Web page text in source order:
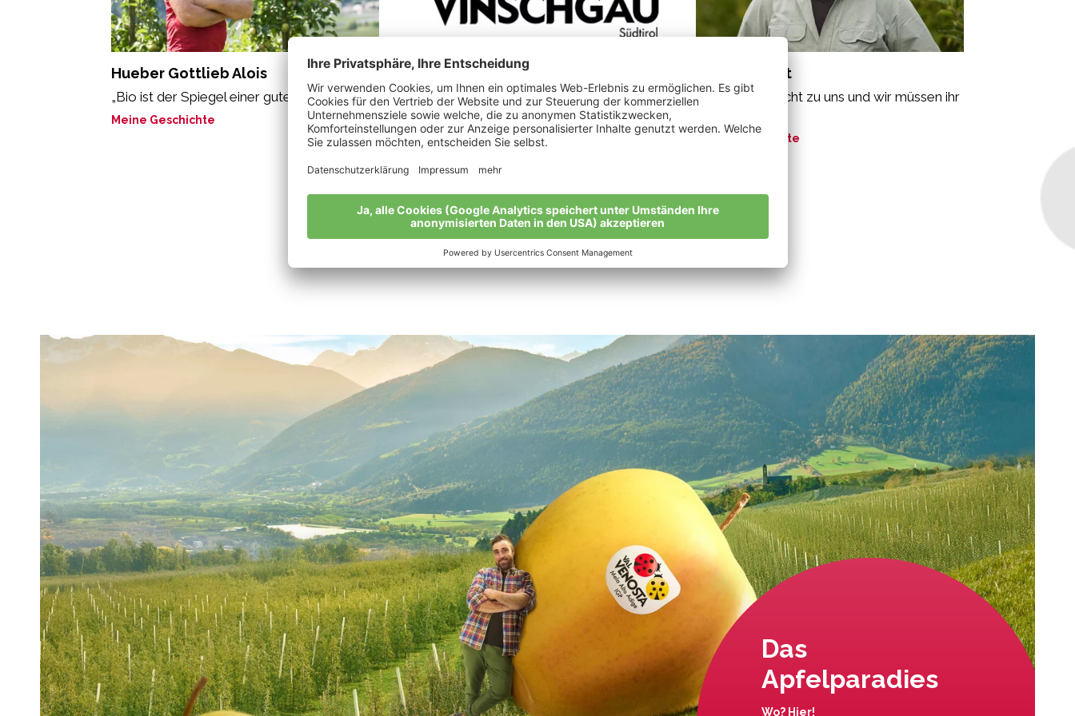
Hueber Gottlieb Alois
„Bio ist der Spiegel einer guten Seele“
Meine Geschichte
Perkmann Michael
Meine Geschichte
Tapfer Erhart
“Die Natur spricht zu uns und wir müssen ihr
Meine Geschichte
Alle Bio-Bauern im Überblick
Das
Apfelparadies
Wo? Hier!